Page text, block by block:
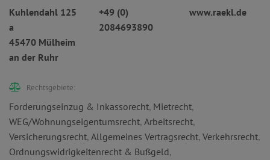
Kuhlendahl 125
a
45470 Mülheim
an der Ruhr
+49 (0)
2084693890
www.raekl.de
Rechtsgebiete:
Forderungseinzug & Inkassorecht, Mietrecht,
WEG/Wohnungseigentumsrecht, Arbeitsrecht,
Versicherungsrecht, Allgemeines Vertragsrecht, Verkehrsrecht,
Ordnungswidrigkeitenrecht & Bußgeld,